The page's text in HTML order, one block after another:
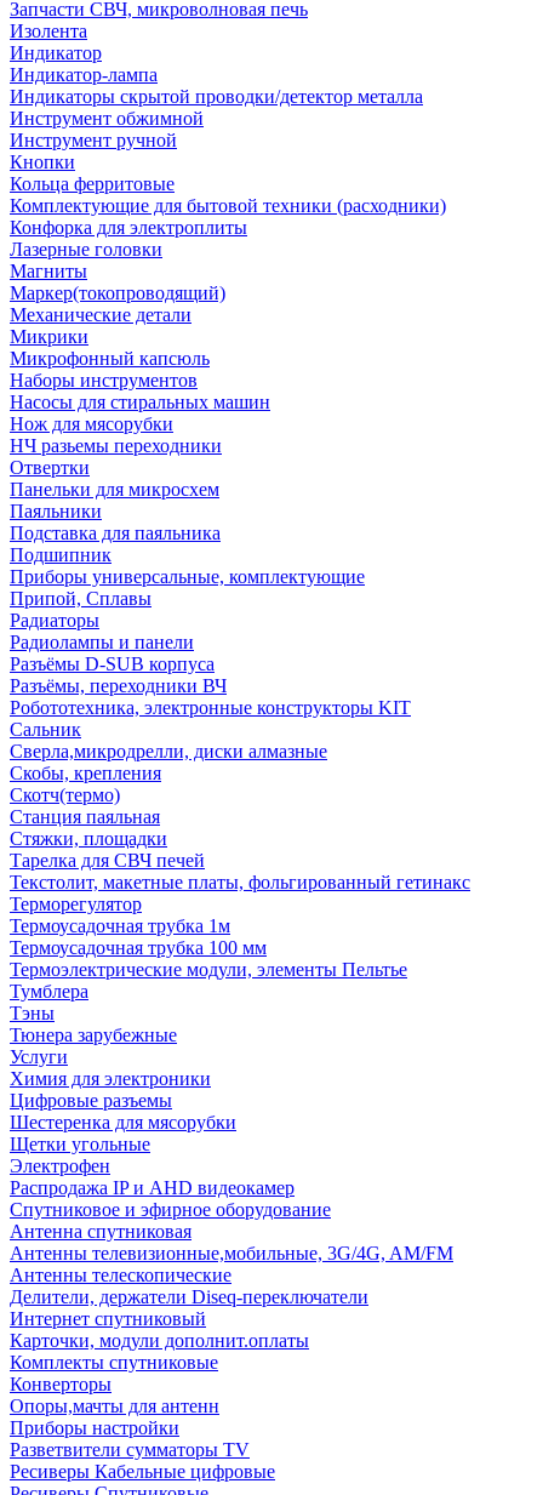
Запчасти СВЧ, микроволновая печь
Изолента
Индикатор
Индикатор-лампа
Индикаторы скрытой проводки/детектор металла
Инструмент обжимной
Инструмент ручной
Кнопки
Кольца ферритовые
Комплектующие для бытовой техники (расходники)
Конфорка для электроплиты
Лазерные головки
Магниты
Маркер(токопроводящий)
Механические детали
Микрики
Микрофонный капсюль
Наборы инструментов
Насосы для стиральных машин
Нож для мясорубки
НЧ разьемы переходники
Отвертки
Панельки для микросхем
Паяльники
Подставка для паяльника
Подшипник
Приборы универсальные, комплектующие
Припой, Сплавы
Радиаторы
Радиолампы и панели
Разъёмы D-SUB корпуса
Разъёмы, переходники ВЧ
Робототехника, электронные конструкторы KIT
Сальник
Сверла,микродрелли, диски алмазные
Скобы, крепления
Скотч(термо)
Станция паяльная
Стяжки, площадки
Тарелка для СВЧ печей
Текстолит, макетные платы, фольгированный гетинакс
Терморегулятор
Термоусадочная трубка 1м
Термоусадочная трубка 100 мм
Термоэлектрические модули, элементы Пельтье
Тумблера
Тэны
Тюнера зарубежные
Услуги
Химия для электроники
Цифровые разъемы
Шестеренка для мясорубки
Щетки угольные
Электрофен
Распродажа IP и AHD видеокамер
Спутниковое и эфирное оборудование
Антенна спутниковая
Антенны телевизионные,мобильные, 3G/4G, AM/FM
Антенны телескопические
Делители, держатели Diseq-переключатели
Интернет спутниковый
Карточки, модули дополнит.оплаты
Комплекты спутниковые
Конверторы
Опоры,мачты для антенн
Приборы настройки
Разветвители сумматоры TV
Ресиверы Кабельные цифровые